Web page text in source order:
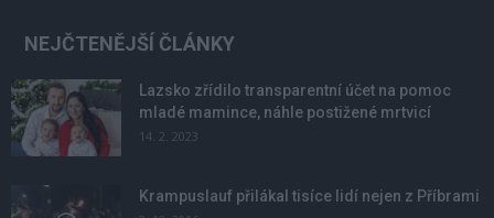
NEJČTENĚJŠÍ ČLÁNKY
Lazsko zřídilo transparentní účet na pomoc
mladé mamince, náhle postižené mrtvicí
14. 2. 2023
Krampuslauf přilákal tisíce lidí nejen z Příbrami